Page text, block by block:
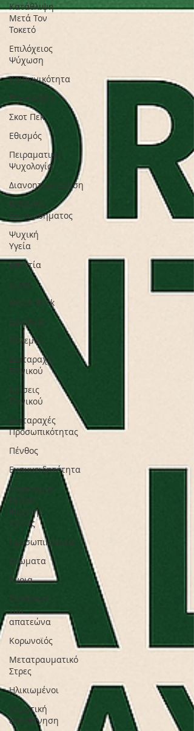
Κατάθλιψη
Μετά Τον
Τοκετό
Επιλόχειος
Ψύχωση
Κοινωνικότητα
Τεχνολογία
Σκοτ Πεκ
Εθισμός
Πειραματική
Ψυχολογία
Διανοητικοποίηση
Μόνωση
Συναισθήματος
Ψυχική
Υγεία
Απιστία
Στρες
Aaron Beck
Εφηβεία
Πόλεμος
Διαταραχή
Πανικού
Κρίσεις
Πανικού
Διαταραχές
Προσωπικότητας
Πένθος
Ενσυνειδητότητα
Παγκόσμια
Ημέρα
Ψυχικής
Υγείας
Προσωπικότητα
Χρώματα
Άνοια
Σύνδρομο
του
απατεώνα
Κορωνοϊός
Μετατραυματικό
Στρες
Ηλικιωμένοι
γνωστική
εξασθένηση